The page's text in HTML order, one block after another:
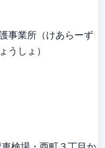
事業所（けあらーず
うしょ）